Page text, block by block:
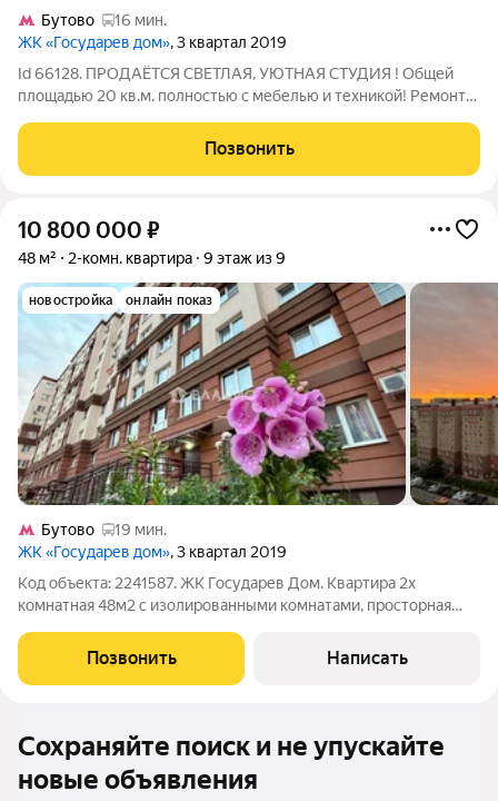
Бутово
16 мин.
ЖК «Государев дом», 3 квартал 2019
Id 66128. ПРОДАЁТСЯ СВЕТЛАЯ, УЮТНАЯ СТУДИЯ ! Общей
площадью 20 кв.м. полностью с мебелью и техникой! Ремонт
Карусель, Мираторг, и многие другие, Салоны красоты, аптеки,
детские сады, школа-всё
Позвонить
10 800 000 ₽
48 м² 2-комн. квартира 9 этаж из 9
новостройка онлайн показ
Бутово
19 мин.
ЖК «Государев дом», 3 квартал 2019
Код объекта: 2241587. ЖК Государев Дом. Квартира 2х
комнатная 48м2 с изолированными комнатами, просторная
оборудована. Из окон новой дороги не видно и не слышно. В
перспективе недалеко от ЖК
Позвонить Написать
Сохраняйте поиск и не упускайте
новые объявления